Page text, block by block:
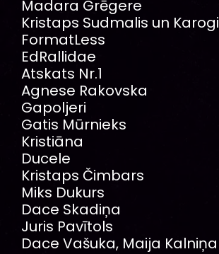
Madara Grēgere
Kristaps Sudmalis un Karogi
FormatLess
EdRallidae
Atskats Nr.1
Agnese Rakovska
Gapoljeri
Gatis Mūrnieks
Kristiāna
Ducele
Kristaps Čimbars
Miks Dukurs
Dace Skadiņa
Juris Pavītols
Dace Vašuka, Maija Kalniņa